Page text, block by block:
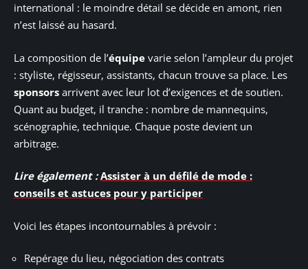
international : le moindre détail se décide en amont, rien
n’est laissé au hasard.
La composition de l’équipe varie selon l’ampleur du projet
: styliste, régisseur, assistants, chacun trouve sa place. Les
sponsors arrivent avec leur lot d’exigences et de soutien.
Quant au budget, il tranche : nombre de mannequins,
scénographie, technique. Chaque poste devient un
arbitrage.
Lire également : Assister à un défilé de mode :
conseils et astuces pour y participer
Voici les étapes incontournables à prévoir :
Repérage du lieu, négociation des contrats